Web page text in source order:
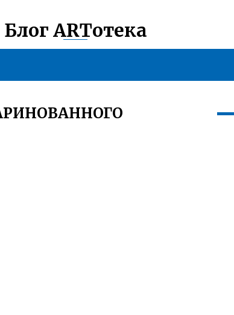
Блог ARTотека